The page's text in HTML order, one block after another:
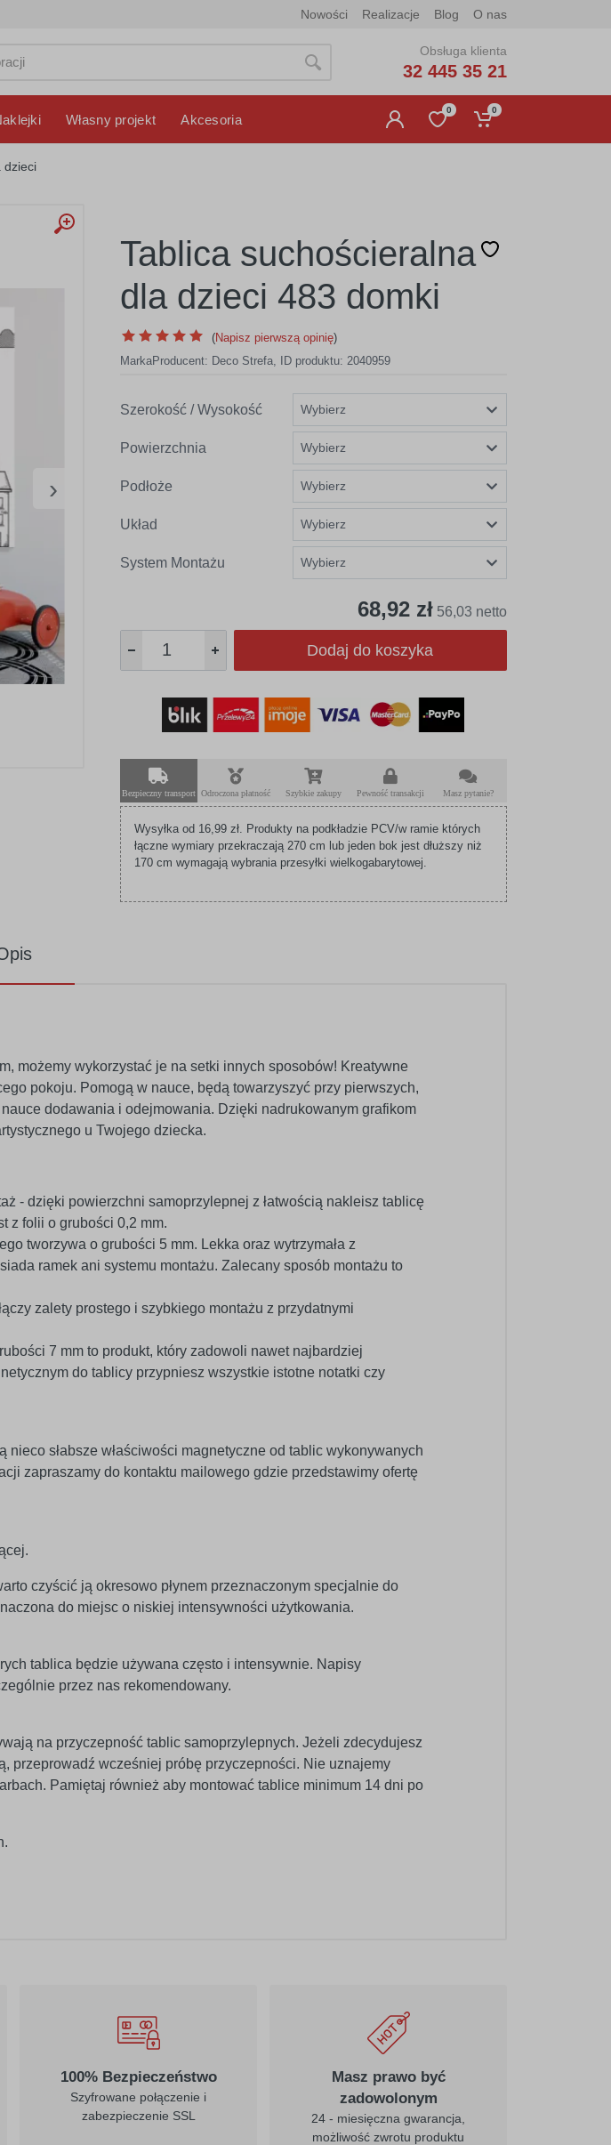
Nowości Realizacje Blog O nas
Obsługa klienta
32 445 35 21
Własny projekt Akcesoria
0 0
dzieci
›
Tablica suchościeralna
dla dzieci 483 domki
(Napisz pierwszą opinię)
MarkaProducent: Deco Strefa, ID produktu: 2040959
Szerokość / Wysokość
Powierzchnia
Podłoże
Układ
System Montażu
68,92 zł 56,03 netto
Dodaj do koszyka
Bezpieczny transport Odroczona płatność Szybkie zakupy Pewność transakcji Masz pytanie?
Wysyłka od 16,99 zł. Produkty na podkładzie PCV/w ramie których
łączne wymiary przekraczają 270 cm lub jeden bok jest dłuższy niż
170 cm wymagają wybrania przesyłki wielkogabarytowej.
możemy wykorzystać je na setki innych sposobów! Kreatywne
pokoju. Pomogą w nauce, będą towarzyszyć przy pierwszych,
dodawania i odejmowania. Dzięki nadrukowanym grafikom
u Twojego dziecka.
- dzięki powierzchni samoprzylepnej z łatwością nakleisz tablicę
z folii o grubości 0,2 mm.
tworzywa o grubości 5 mm. Lekka oraz wytrzymała z
ramek ani systemu montażu. Zalecany sposób montażu to
zalety prostego i szybkiego montażu z przydatnymi
7 mm to produkt, który zadowoli nawet najbardziej
do tablicy przypniesz wszystkie istotne notatki czy
słabsze właściwości magnetyczne od tablic wykonywanych
zapraszamy do kontaktu mailowego gdzie przedstawimy ofertę
czyścić ją okresowo płynem przeznaczonym specjalnie do
do miejsc o niskiej intensywności użytkowania.
tablica będzie używana często i intensywnie. Napisy
przez nas rekomendowany.
na przyczepność tablic samoprzylepnych. Jeżeli zdecydujesz
przeprowadź wcześniej próbę przyczepności. Nie uznajemy
Pamiętaj również aby montować tablice minimum 14 dni po
100% Bezpieczeństwo
Szyfrowane połączenie i
zabezpieczenie SSL
Masz prawo być
zadowolonym
24 - miesięczna gwarancja,
możliwość zwrotu produktu